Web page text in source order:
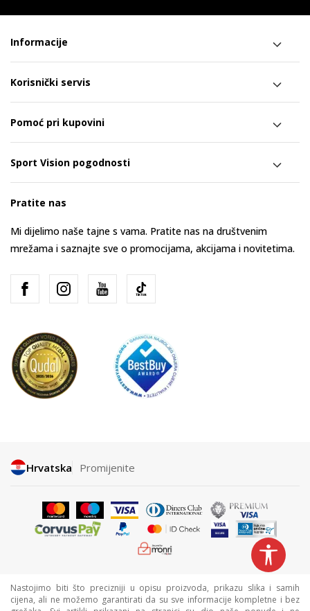
Informacije
Korisnički servis
Pomoć pri kupovini
Sport Vision pogodnosti
Pratite nas
Mi dijelimo naše tajne s vama. Pratite nas na društvenim
mrežama i saznajte sve o promocijama, akcijama i novitetima.
Hrvatska Promijenite
Nastojimo biti što precizniji u opisu proizvoda, prikazu slika i samih
cijena, ali ne možemo garantirati da su sve informacije kompletne i bez